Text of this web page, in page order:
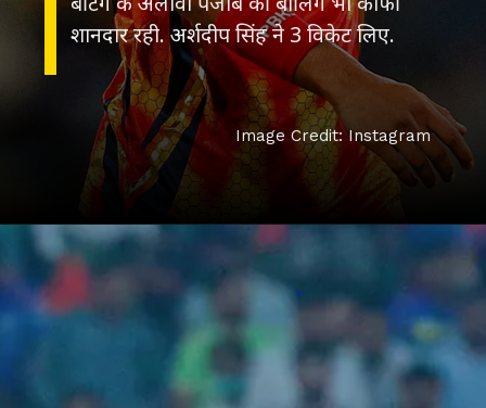
शानदार रही. अर्शदीप सिंह ने 3 विकेट लिए.
Image Credit: Instagram